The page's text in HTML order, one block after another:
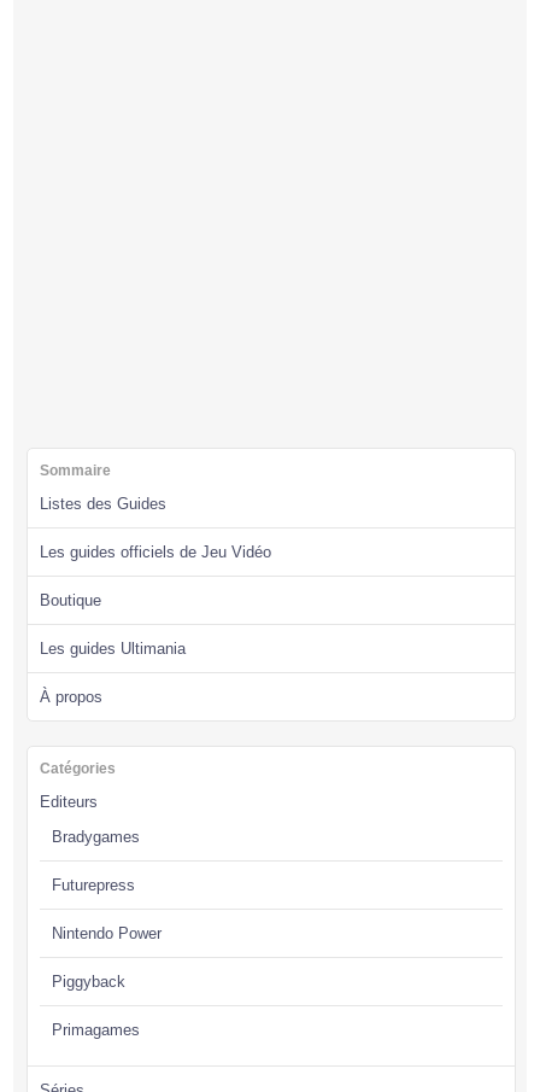
Sommaire
Listes des Guides
Les guides officiels de Jeu Vidéo
Boutique
Les guides Ultimania
À propos
Catégories
Editeurs
Bradygames
Futurepress
Nintendo Power
Piggyback
Primagames